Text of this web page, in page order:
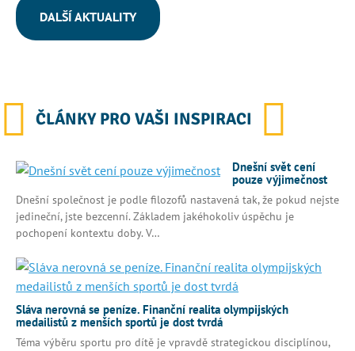
DALŠÍ AKTUALITY
ČLÁNKY PRO VAŠI INSPIRACI
Dnešní svět cení
pouze výjimečnost
Dnešní společnost je podle filozofů nastavená tak, že pokud nejste
jedineční, jste bezcenní. Základem jakéhokoliv úspěchu je
pochopení kontextu doby. V…
Sláva nerovná se peníze. Finanční realita olympijských
medailistů z menších sportů je dost tvrdá
Téma výběru sportu pro dítě je vpravdě strategickou disciplínou,